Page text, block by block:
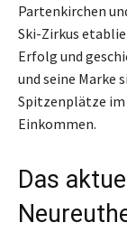
Partenkirchen
Ski-Zirkus
Erfolg und
und seine Marke
Spitzenplätze im
Einkommen.
Das